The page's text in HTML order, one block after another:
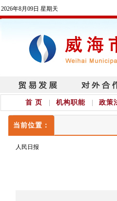
2026年8月09日 星期天
首 页 机构职能 政策
当前位置：
人民日报